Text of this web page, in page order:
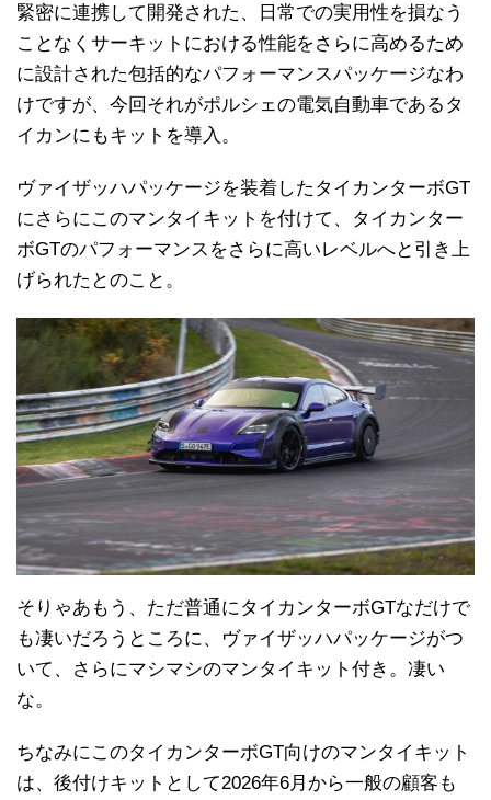
緊密に連携して開発された、日常での実用性を損なう
ことなくサーキットにおける性能をさらに高めるため
に設計された包括的なパフォーマンスパッケージなわ
けですが、今回それがポルシェの電気自動車であるタ
イカンにもキットを導入。
ヴァイザッハパッケージを装着したタイカンターボGT
にさらにこのマンタイキットを付けて、タイカンター
ボGTのパフォーマンスをさらに高いレベルへと引き上
げられたとのこと。
そりゃあもう、ただ普通にタイカンターボGTなだけで
も凄いだろうところに、ヴァイザッハパッケージがつ
いて、さらにマシマシのマンタイキット付き。凄い
な。
ちなみにこのタイカンターボGT向けのマンタイキット
は、後付けキットとして2026年6月から一般の顧客も